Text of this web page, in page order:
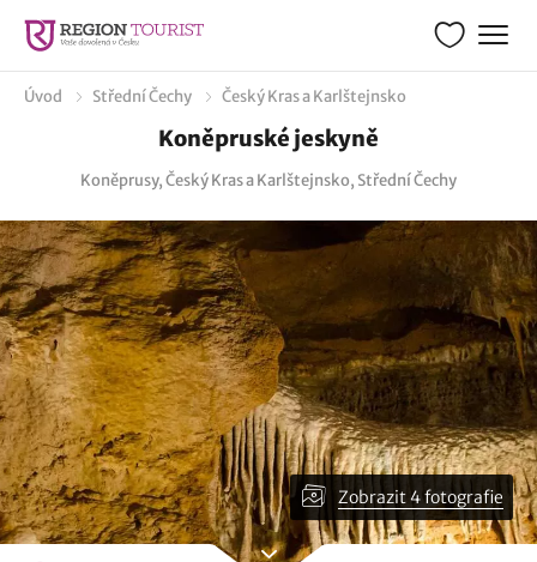
Úvod Střední Čechy Český Kras a Karlštejnsko
Koněpruské jeskyně
Koněprusy, Český Kras a Karlštejnsko, Střední Čechy
Zobrazit 4 fotografie